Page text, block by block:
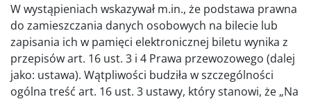
W wystąpieniach wskazywał m.in., że podstawa prawna
do zamieszczania danych osobowych na bilecie lub
zapisania ich w pamięci elektronicznej biletu wynika z
przepisów art. 16 ust. 3 i 4 Prawa przewozowego (dalej
jako: ustawa). Wątpliwości budziła w szczególności
ogólna treść art. 16 ust. 3 ustawy, który stanowi, że „Na